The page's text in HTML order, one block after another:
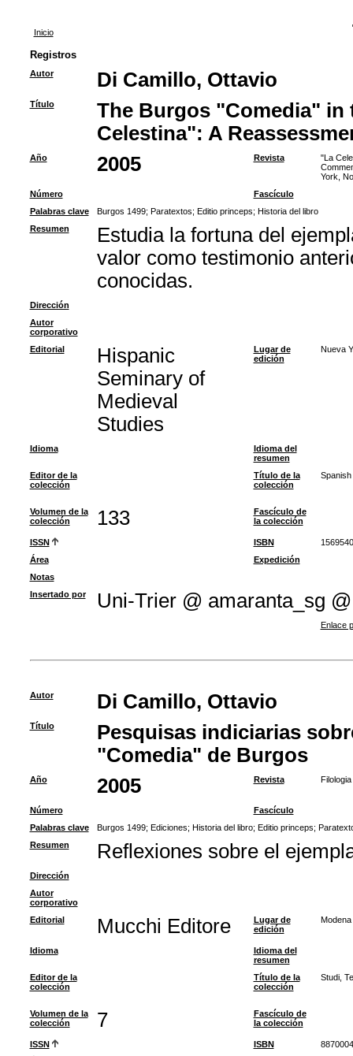
Inicio
Registros
Autor Di Camillo, Ottavio
Título
The Burgos "Comedia"
Celestina": A
Año 2005 Revista
"La
York,
Número
Fascículo
Palabras clave
Burgos 1499; Paratextos; Editio princeps; Historia del libro
Resumen
Estudia la fortuna del
valor como testimonio
conocidas.
Dirección
Autor
corporativo
Editorial
Hispanic
Seminary of
Medieval
Studies
Lugar de
edición
Nueva
Idioma
Idioma del
resumen
Editor de la
colección
Título de la
colección
Volumen de la
colección
133
Fascículo de
la colección
ISSN ISBN
Área
Expedición
Notas
Insertado por
Uni-Trier @ amaranta_sg
Enlace
Autor Di Camillo, Ottavio
Título
Pesquisas indiciarias
"Comedia" de Burgos
Año 2005 Revista
Número
Fascículo
Palabras clave
Burgos 1499; Ediciones; Historia del libro; Editio princeps;
Resumen
Reflexiones sobre el
Dirección
Autor
corporativo
Editorial
Mucchi Editore
Lugar de
edición
Modena
Idioma
Idioma del
resumen
Editor de la
colección
Título de la
colección
Studi,
Volumen de la
colección
7
Fascículo de
la colección
ISSN ISBN